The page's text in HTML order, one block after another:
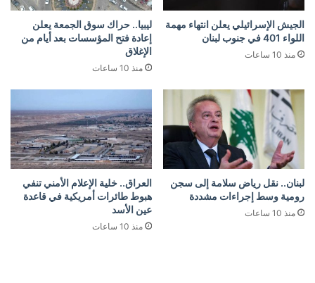
الجيش الإسرائيلي يعلن انتهاء مهمة
اللواء 401 في جنوب لبنان
منذ 10 ساعات
ليبيا.. حراك سوق الجمعة يعلن
إعادة فتح المؤسسات بعد أيام من
الإغلاق
منذ 10 ساعات
لبنان.. نقل رياض سلامة إلى سجن
رومية وسط إجراءات مشددة
منذ 10 ساعات
العراق.. خلية الإعلام الأمني تنفي
هبوط طائرات أمريكية في قاعدة
عين الأسد
منذ 10 ساعات